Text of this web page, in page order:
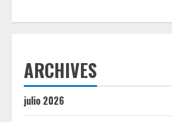
ARCHIVES
julio 2026